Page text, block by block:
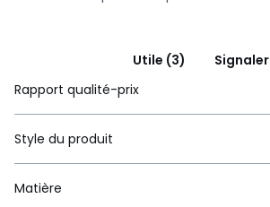
Utile (3)
Signaler
Rapport qualité-prix
Style du produit
Matière